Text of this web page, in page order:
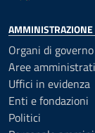
AMMINISTRAZIONE
Organi di governo
Aree
Uffici in evidenza
Enti e fondazioni
Politici